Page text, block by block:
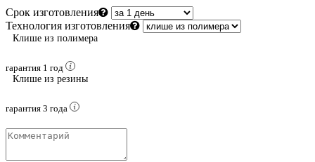
Срок изготовления
Технология изготовления
Клише из полимера
гарантия 1 год
Клише из резины
гарантия 3 года